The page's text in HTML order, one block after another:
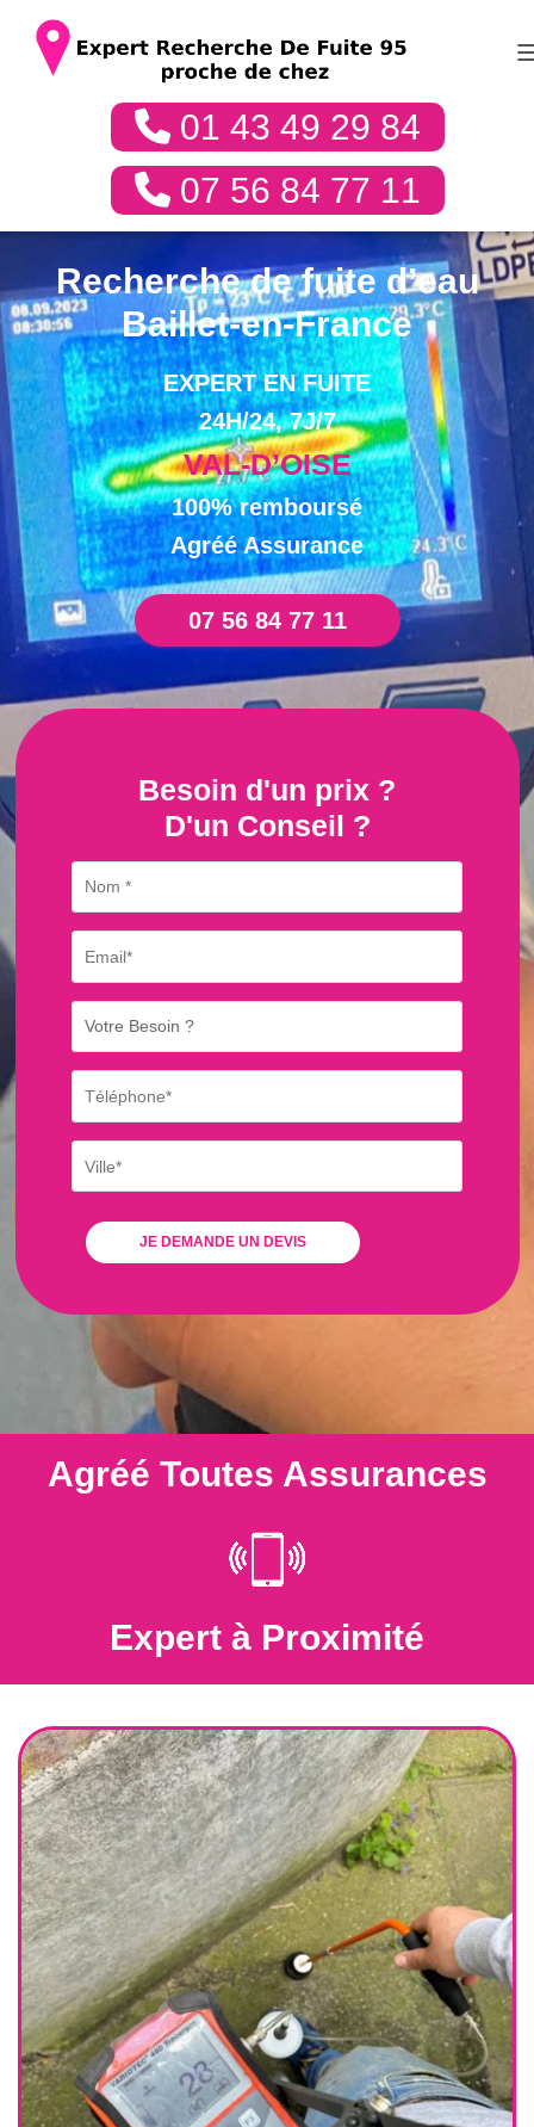
01 43 49 29 84
07 56 84 77 11
Recherche de fuite d’eau
Baillet-en-France
EXPERT EN FUITE
24H/24, 7J/7
VAL-D’OISE
100% remboursé
Agréé Assurance
07 56 84 77 11
Besoin d'un prix ?
D'un Conseil ?
Agréé Toutes Assurances
Expert à Proximité